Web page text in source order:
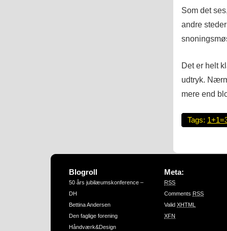
Som det
andre
Det er helt
udtryk.
mere end
Tags:
Blogroll
50 års jubilæumskonference –
DH
Bettina Andersen
Den faglige forening
Håndværk&Design
Meta:
RSS
Comments RSS
Valid XHTML
XFN